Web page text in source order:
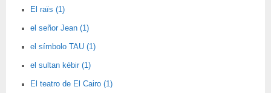
El raïs (1)
el señor Jean (1)
el símbolo TAU (1)
el sultan kébir (1)
El teatro de El Cairo (1)